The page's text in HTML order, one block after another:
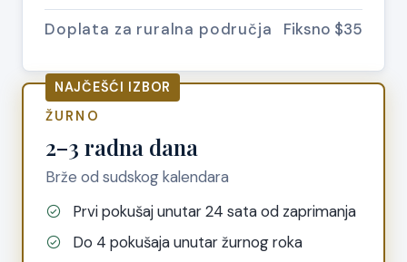
Doplata za ruralna područja Fiksno $35
NAJČEŠĆI IZBOR
ŽURNO
2–3 radna dana
Brže od sudskog kalendara
Prvi pokušaj unutar 24 sata od zaprimanja
Do 4 pokušaja unutar žurnog roka